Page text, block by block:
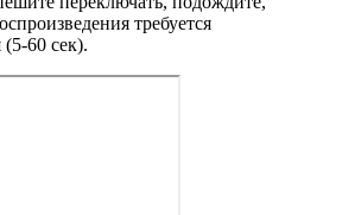
требуется
(5-60 сек).